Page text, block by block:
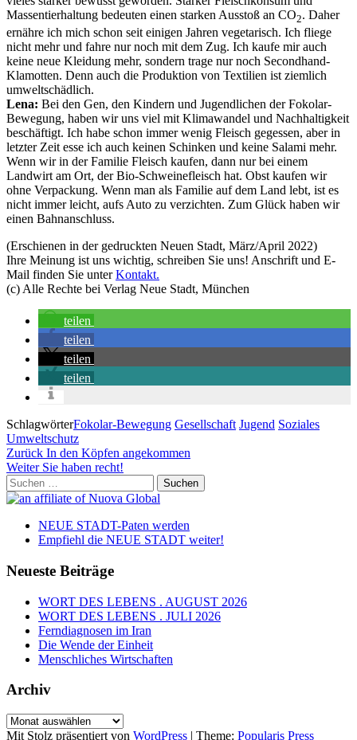
Massentierhaltung bedeuten einen starken Ausstoß an CO2. Daher
ernähre ich mich schon seit einigen Jahren vegetarisch. Ich fliege
nicht mehr und fahre nur noch mit dem Zug. Ich kaufe mir auch
keine neue Kleidung mehr, sondern trage nur noch Secondhand-
Klamotten. Denn auch die Produktion von Textilien ist ziemlich
umweltschädlich.
Lena: Bei den Gen, den Kindern und Jugendlichen der Fokolar-
Bewegung, haben wir uns viel mit Klimawandel und Nachhaltigkeit
beschäftigt. Ich habe schon immer wenig Fleisch gegessen, aber in
letzter Zeit esse ich auch keinen Schinken und keine Salami mehr.
Wenn wir in der Familie Fleisch kaufen, dann nur bei einem
Landwirt am Ort, der Bio-Schweinefleisch hat. Obst kaufen wir
ohne Verpackung. Wenn man als Familie auf dem Land lebt, ist es
nicht immer leicht, aufs Auto zu verzichten. Zum Glück haben wir
einen Bahnanschluss.
(Erschienen in der gedruckten Neuen Stadt, März/April 2022)
Ihre Meinung ist uns wichtig, schreiben Sie uns! Anschrift und E-
Mail finden Sie unterKontakt.
(c) Alle Rechte bei Verlag Neue Stadt, München
teilen
teilen
teilen
teilen
SchlagwörterFokolar-Bewegung Gesellschaft Jugend Soziales
Umweltschutz
Beitragsnavigation
Vorheriger
Beitrag
Zurück In den Köpfen angekommen
Nächster
Beitrag
Weiter Sie haben recht!
Suchen
nach:
NEUE STADT-Paten werden
Empfiehl die NEUE STADT weiter!
Neueste Beiträge
WORT DES LEBENS . AUGUST 2026
WORT DES LEBENS . JULI 2026
Ferndiagnosen im Iran
Die Wende der Einheit
Menschliches Wirtschaften
Archiv
Archiv
Mit Stolz präsentiert von WordPress | Theme: Popularis Press